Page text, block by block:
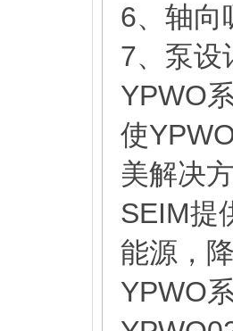
6、轴向
7、泵设
YPWO
使
美解决
SEIM提
能源，
YPWO